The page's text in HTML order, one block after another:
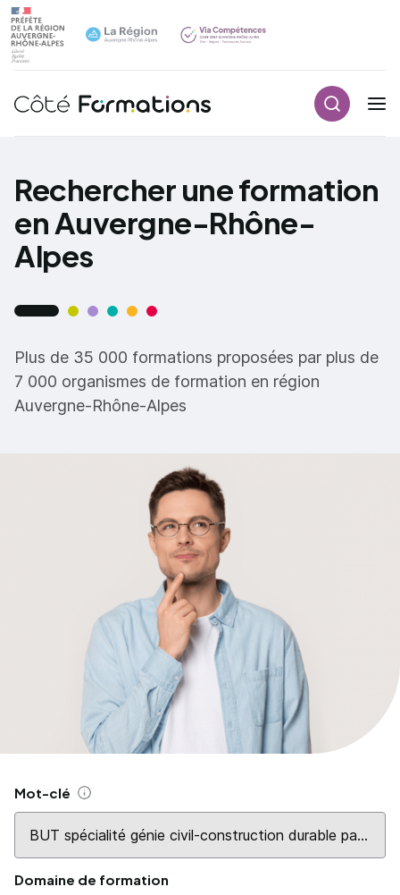
Navigation principale
Rechercher une formation
en Auvergne-Rhône-
Alpes
Plus de 35 000 formations proposées par plus de
7 000 organismes de formation en région
Auvergne-Rhône-Alpes
Mot-clé Aide
Domaine de formation